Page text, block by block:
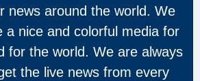
news around the world. We
a nice and colorful media for
for the world. We are always
the live news from every